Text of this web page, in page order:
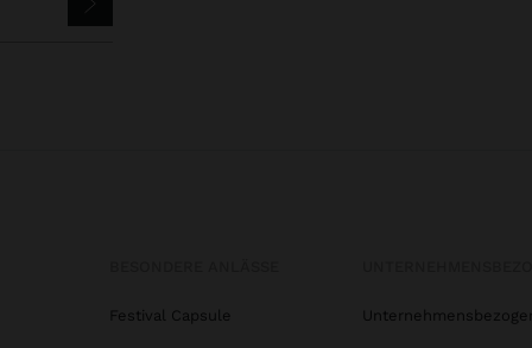
Festival Capsule